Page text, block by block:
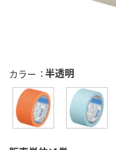
カラー 半透明